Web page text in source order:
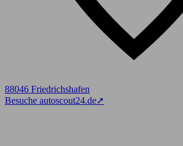
88046 Friedrichshafen
Besuche autoscout24.de➚